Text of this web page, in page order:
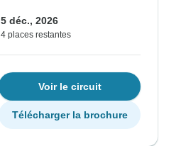
5 déc., 2026
4 places restantes
Voir le circuit
Télécharger la brochure